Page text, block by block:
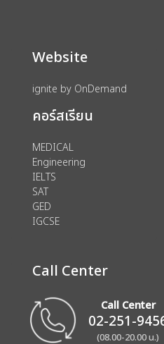
Website
ignite by OnDemand
คอร์สเรียน
MEDICAL
Engineering
IELTS
SAT
GED
IGCSE
Call Center
Call Center
02-251-
(08.00-20.00 น.)